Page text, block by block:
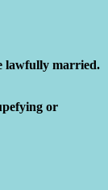
lawfully married.
or